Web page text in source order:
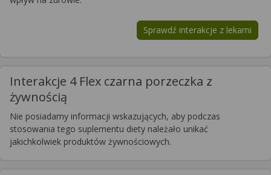
Sprawdź interakcje z lekami
Interakcje 4 Flex czarna porzeczka z
żywnością
Nie posiadamy informacji wskazujących, aby podczas
stosowania tego suplementu diety należało unikać
jakichkolwiek produktów żywnościowych.